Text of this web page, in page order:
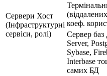
Сервери Хост
(Інфраструктурні
сервіси, ролі)
коеф.
Сервер
Server,
Sybase,
Interbase
самих БД